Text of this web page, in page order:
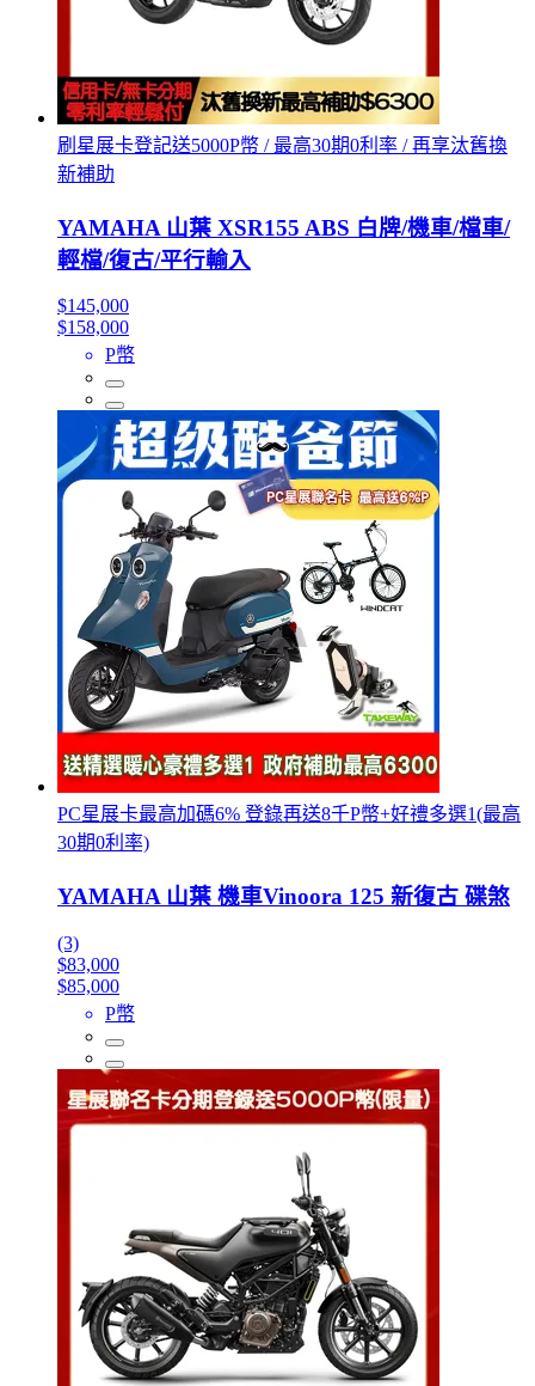
刷星展卡登記送5000P幣 / 最高30期0利率 / 再享汰舊換
新補助
YAMAHA 山葉 XSR155 ABS 白牌/機車/檔車/
輕檔/復古/平行輸入
$145,000
$158,000
P幣
PC星展卡最高加碼6% 登錄再送8千P幣+好禮多選1(最高
30期0利率)
YAMAHA 山葉 機車Vinoora 125 新復古 碟煞
(3)
$83,000
$85,000
P幣